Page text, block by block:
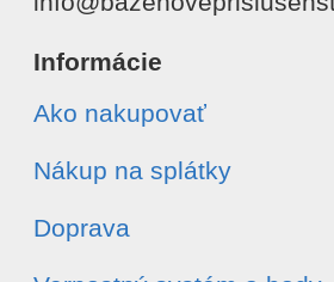
Informácie
Ako nakupovať
Nákup na splátky
Doprava